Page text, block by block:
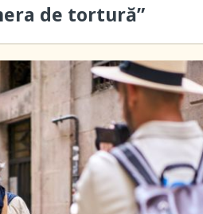
de tortură”